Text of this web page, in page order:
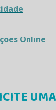
Online
UMA